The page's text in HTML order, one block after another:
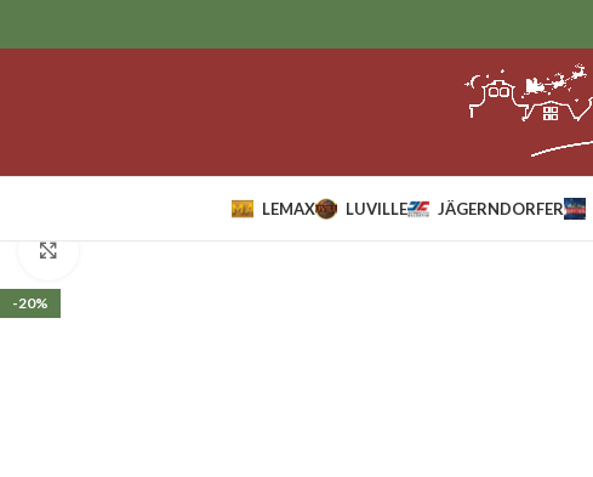
LEMAX LUVILLE JÄGERNDORFER
-20%